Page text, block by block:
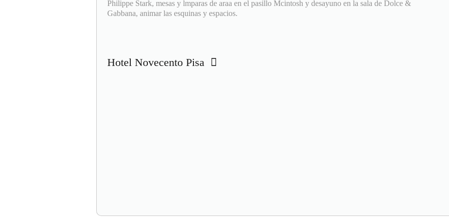
Philippe Stark, mesas y lmparas de araa en el pasillo Mcintosh y desayuno en la sala de Dolce &
Gabbana, animar las esquinas y espacios.
Hotel Novecento Pisa